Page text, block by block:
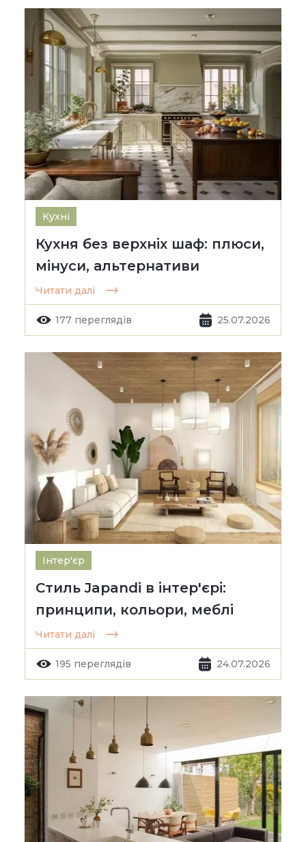
Кухні
Кухня без верхніх шаф: плюси,
мінуси, альтернативи
Читати далі
177 переглядів 25.07.2026
Інтер'єр
Стиль Japandi в інтер'єрі:
принципи, кольори, меблі
Читати далі
195 переглядів 24.07.2026